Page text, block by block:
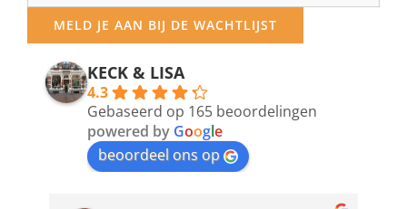
your
email
address
MELD JE AAN BIJ DE WACHTLIJST
KECK & LISA
4.3
Gebaseerd op 165 beoordelingen
powered by Google
beoordeel ons op